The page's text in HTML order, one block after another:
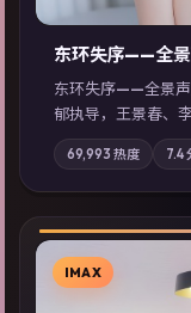
东环失序——全
东环失序——全景声
郁执导，王景春、
事主轴，科技与人
强化地域气质；站
看」延展检索同类
69,993 热度 7.4
IMAX